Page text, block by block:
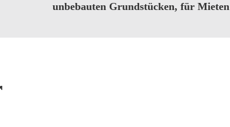
unbebauten Grundstücken, für